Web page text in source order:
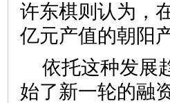
许东棋则认为，
亿元产值的朝阳
依托这种发展
始了新一轮的融